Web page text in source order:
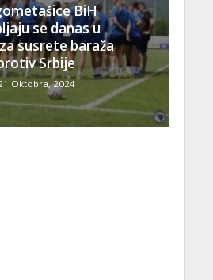
BiH
se danas u
susrete baraža
Srbije
Oktobra, 2024